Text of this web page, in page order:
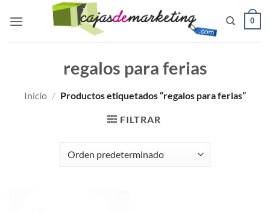
0
regalos para ferias
Inicio / Productos etiquetados “regalos para ferias”
FILTRAR